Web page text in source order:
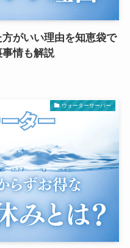
がいい理由を知恵袋で
情も解説
ウォーターサーバー